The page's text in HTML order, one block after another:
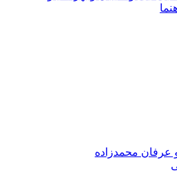
عرفان محمدزاده